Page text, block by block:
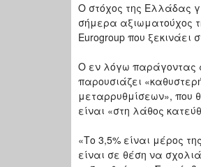
O στόχος της Ελλάδας
σήμερα αξιωματούχος
Eurogroup που
Ο εν λόγω παράγοντας
παρουσιάζει
μεταρρυθμίσεων», που
είναι «στη λάθος
«Το 3,5% είναι μέρος
είναι σε θέση να